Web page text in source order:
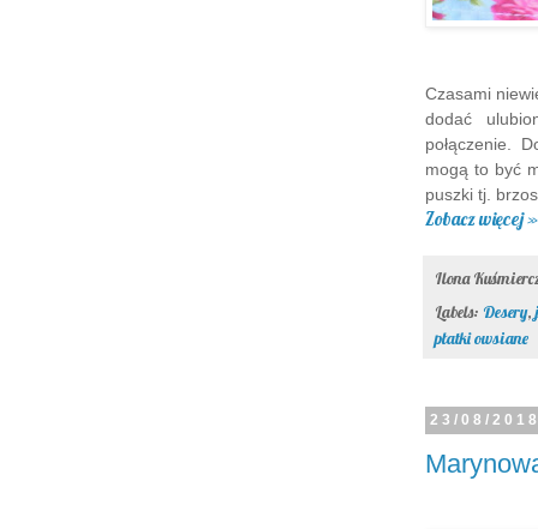
Czasami
dodać
połączenie.
mogą to być
puszki tj.
Zobacz więcej »
Ilona
Labels: Desery,
płatki owsiane
23/08/